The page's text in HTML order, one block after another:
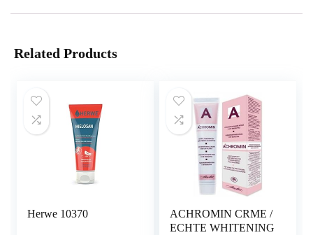
Related Products
Herwe 10370
ACHROMIN CRME /
ECHTE WHITENING